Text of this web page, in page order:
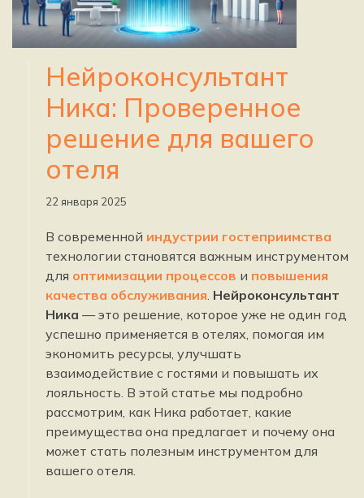
Нейроконсультант
Ника: Проверенное
решение для вашего
отеля
22 января 2025
В современной индустрии гостеприимства
технологии становятся важным инструментом
для оптимизации процессов и повышения
качества обслуживания Нейроконсультант
Ника — это решение, которое уже не один год
успешно применяется в отелях, помогая им
экономить ресурсы, улучшать
взаимодействие с гостями и повышать их
лояльность. В этой статье мы подробно
рассмотрим, как Ника работает, какие
преимущества она предлагает и почему она
может стать полезным инструментом для
вашего отеля.